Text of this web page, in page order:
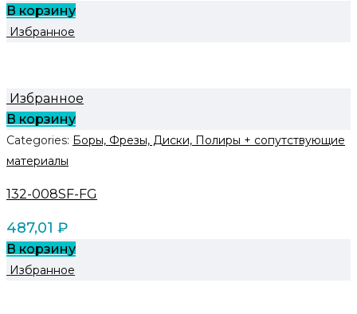
В корзину
Избранное
Избранное
В корзину
Categories: Боры, Фрезы, Диски, Полиры + сопутствующие
материалы
132-008SF-FG
487,01 ₽
В корзину
Избранное